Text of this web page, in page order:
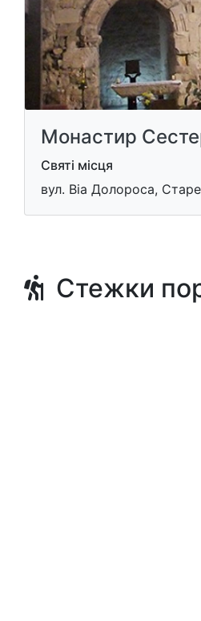
Монастир
Святі місця
вул. Віа Долороса,
Стежки